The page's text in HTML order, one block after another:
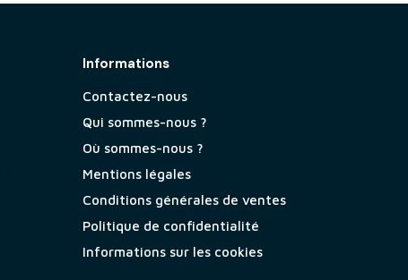
Informations
Contactez-nous
Qui sommes-nous ?
Où sommes-nous ?
Mentions légales
Conditions générales de ventes
Politique de confidentialité
Informations sur les cookies